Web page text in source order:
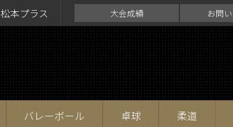
松本プラス 大会成績 お問
バレーボール 卓球 柔道